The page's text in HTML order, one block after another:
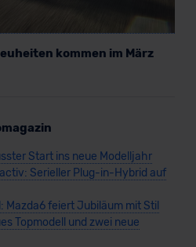
kommen im März
Start ins neue Modelljahr
Serieller Plug-in-Hybrid auf
Mazda6 feiert Jubiläum mit Stil
Topmodell und zwei neue